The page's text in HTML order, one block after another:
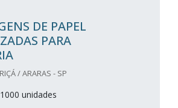
DE PAPEL
PARA
/ ARARAS - SP
unidades